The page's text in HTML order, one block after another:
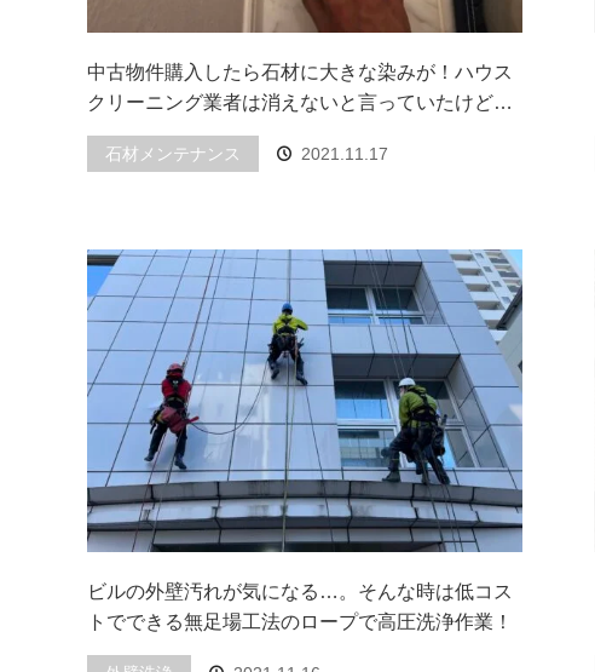
中古物件購入したら石材に大きな染みが！ハウス
クリーニング業者は消えないと言っていたけど…
石材メンテナンス 2021.11.17
ビルの外壁汚れが気になる…。そんな時は低コス
トでできる無足場工法のロープで高圧洗浄作業！